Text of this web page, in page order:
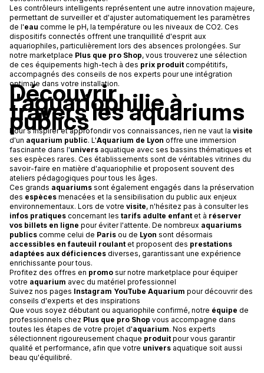
Les contrôleurs intelligents représentent une autre innovation majeure,
permettant de surveiller et d'ajuster automatiquement les paramètres
de l'eau comme le pH, la température ou les niveaux de CO2. Ces
dispositifs connectés offrent une tranquillité d'esprit aux
aquariophiles, particulièrement lors des absences prolongées. Sur
notre marketplace Plus que pro Shop, vous trouverez une sélection
de ces équipements high-tech à des prix produit compétitifs,
accompagnés des conseils de nos experts pour une intégration
optimale dans votre installation.
Découvrir
l'aquariophilie à
travers les aquariums
publics
Pour s'inspirer et approfondir vos connaissances, rien ne vaut la visite
d'un aquarium public. L'Aquarium de Lyon offre une immersion
fascinante dans l'univers aquatique avec ses bassins thématiques et
ses espèces rares. Ces établissements sont de véritables vitrines du
savoir-faire en matière d'aquariophilie et proposent souvent des
ateliers pédagogiques pour tous les âges.
Ces grands aquariums sont également engagés dans la préservation
des espèces menacées et la sensibilisation du public aux enjeux
environnementaux. Lors de votre visite, n'hésitez pas à consulter les
infos pratiques concernant les tarifs adulte enfant et à réserver
vos billets en ligne pour éviter l'attente. De nombreux aquariums
publics comme celui de Paris ou de Lyon sont désormais
accessibles en fauteuil roulant et proposent des prestations
adaptées aux déficiences diverses, garantissant une expérience
enrichissante pour tous.
Profitez des offres en promo sur notre marketplace pour équiper
votre aquarium avec du matériel professionnel
Suivez nos pages Instagram YouTube Aquarium pour découvrir des
conseils d'experts et des inspirations
Que vous soyez débutant ou aquariophile confirmé, notre équipe de
professionnels chez Plus que pro Shop vous accompagne dans
toutes les étapes de votre projet d'aquarium. Nos experts
sélectionnent rigoureusement chaque produit pour vous garantir
qualité et performance, afin que votre univers aquatique soit aussi
beau qu'équilibré.